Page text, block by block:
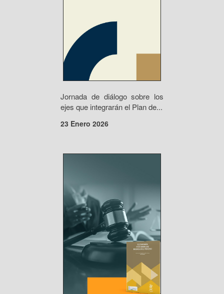
Jornada de diálogo sobre los
ejes que integrarán el Plan de...
23 Enero 2026